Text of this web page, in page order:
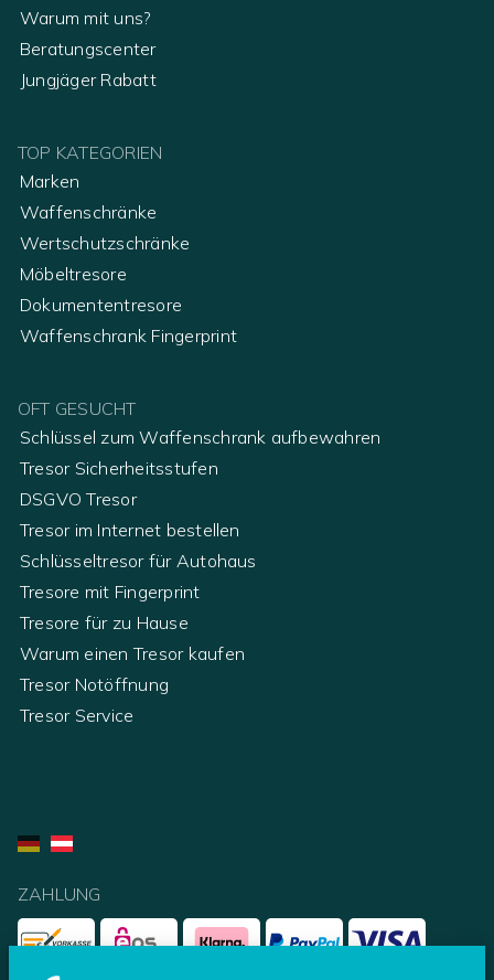
Warum mit uns?
Beratungscenter
Jungjäger Rabatt
TOP KATEGORIEN
Marken
Waffenschränke
Wertschutzschränke
Möbeltresore
Dokumententresore
Waffenschrank Fingerprint
OFT GESUCHT
Schlüssel zum Waffenschrank aufbewahren
Tresor Sicherheitsstufen
DSGVO Tresor
Tresor im Internet bestellen
Schlüsseltresor für Autohaus
Tresore mit Fingerprint
Tresore für zu Hause
Warum einen Tresor kaufen
Tresor Notöffnung
Tresor Service
ZAHLUNG